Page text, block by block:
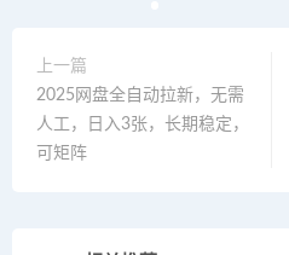
上一篇
2025网盘全自动拉新，无需
人工，日入3张，长期稳定，
可矩阵